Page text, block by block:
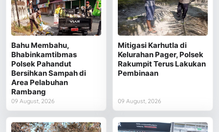
Bahu Membahu,
Bhabinkamtibmas
Polsek Pahandut
Bersihkan Sampah di
Area Pelabuhan
Rambang
09 August, 2026
Mitigasi Karhutla di
Kelurahan Pager, Polsek
Rakumpit Terus Lakukan
Pembinaan
09 August, 2026